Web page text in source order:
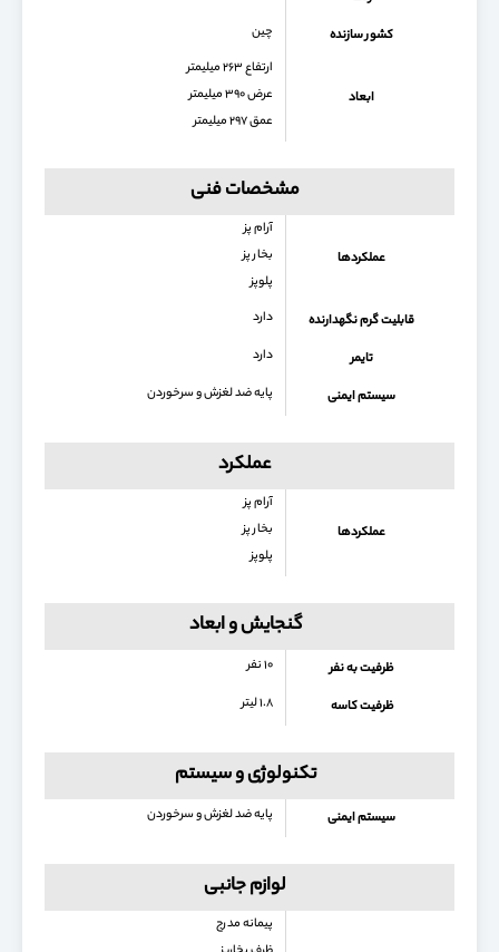
کشور سازنده چین
ابعاد
ارتفاع ۲۶۳ میلیمتر
عرض ۳۹۰ میلیمتر
عمق ۲۹۷ میلیمتر
مشخصات فنی
عملکردها
آرام پز
بخار پز
پلوپز
قابلیت گرم نگهدارنده
دارد
تایمر دارد
سیستم ایمنی پایه ضد لغزش و سرخوردن
عملکرد
عملکردها
آرام پز
بخار پز
پلوپز
گنجایش و ابعاد
ظرفیت به نفر ۱۰ نفر
ظرفیت کاسه ۱.۸ لیتر
تکنولوژی و سیستم
سیستم ایمنی پایه ضد لغزش و سرخوردن
لوازم جانبی
پیمانه مدرج